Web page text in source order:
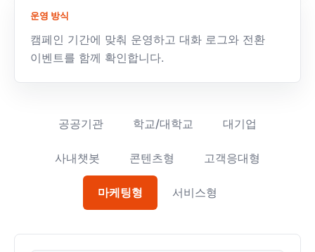
운영 방식
캠페인 기간에 맞춰 운영하고 대화 로그와 전환
이벤트를 함께 확인합니다.
공공기관 학교/대학교 대기업
사내챗봇 콘텐츠형 고객응대형
마케팅형 서비스형